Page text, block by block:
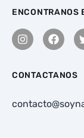
ENCONTRANOS
CONTACTANOS